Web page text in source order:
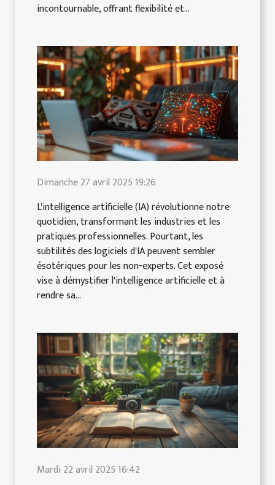
incontournable, offrant flexibilité et...
Dimanche 27 avril 2025 19:26
L'intelligence artificielle (IA) révolutionne notre
quotidien, transformant les industries et les
pratiques professionnelles. Pourtant, les
subtilités des logiciels d'IA peuvent sembler
ésotériques pour les non-experts. Cet exposé
vise à démystifier l'intelligence artificielle et à
rendre sa...
Mardi 22 avril 2025 16:42